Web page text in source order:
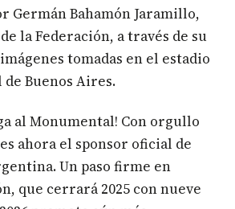
Germán Bahamón Jaramillo,
la Federación, a través de su
tomadas en el estadio
Buenos Aires.
al Monumental! Con orgullo
ahora el sponsor oficial de
Un paso firme en
que cerrará 2025 con nueve